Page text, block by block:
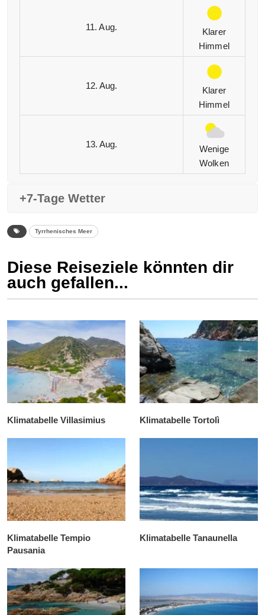
11. Aug.
Klarer
Himmel
12. Aug.
Klarer
Himmel
13. Aug.
Wenige
Wolken
+7-Tage Wetter
Tyrrhenisches Meer
Diese Reiseziele könnten dir
auch gefallen...
Klimatabelle Villasimius Klimatabelle Tortolì
Klimatabelle Tempio
Pausania
Klimatabelle Tanaunella